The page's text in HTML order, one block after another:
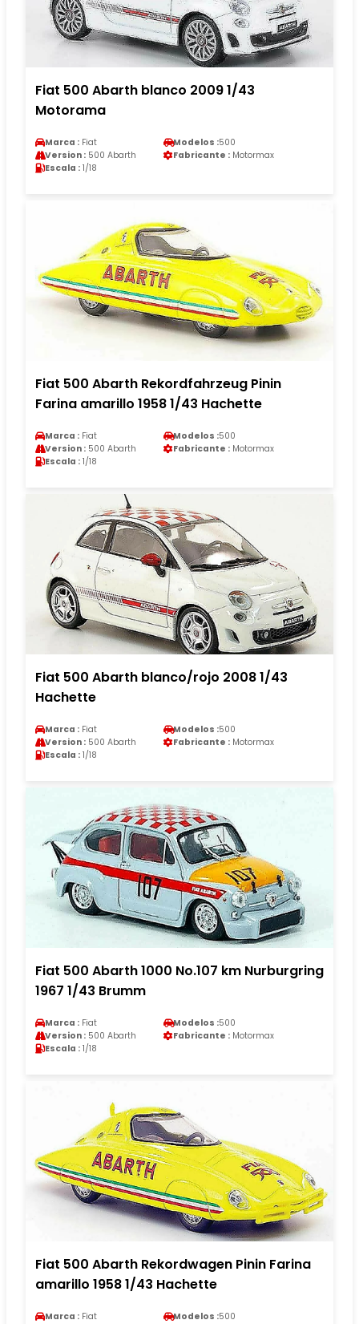
Fiat 500 Abarth blanco 2009 1/43
Motorama
Marca : Fiat Modelos :500
Version : 500 Abarth Fabricante : Motormax
Escala : 1/18
Fiat 500 Abarth Rekordfahrzeug Pinin
Farina amarillo 1958 1/43 Hachette
Marca : Fiat Modelos :500
Version : 500 Abarth Fabricante : Motormax
Escala : 1/18
Fiat 500 Abarth blanco/rojo 2008 1/43
Hachette
Marca : Fiat Modelos :500
Version : 500 Abarth Fabricante : Motormax
Escala : 1/18
Fiat 500 Abarth 1000 No.107 km Nurburgring
1967 1/43 Brumm
Marca : Fiat Modelos :500
Version : 500 Abarth Fabricante : Motormax
Escala : 1/18
Fiat 500 Abarth Rekordwagen Pinin Farina
amarillo 1958 1/43 Hachette
Marca : Fiat Modelos :500